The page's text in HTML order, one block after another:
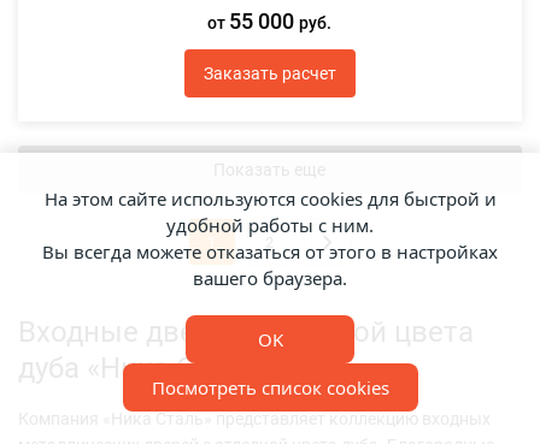
от 55 000руб.
Заказать расчет
Входные двери с отделкой цвета
дуба «Ника Сталь»
На этом сайте используются cookies для быстрой и
удобной работы с ним.
Вы всегда можете отказаться от этого в настройках
вашего браузера.
OK
Посмотреть список cookies